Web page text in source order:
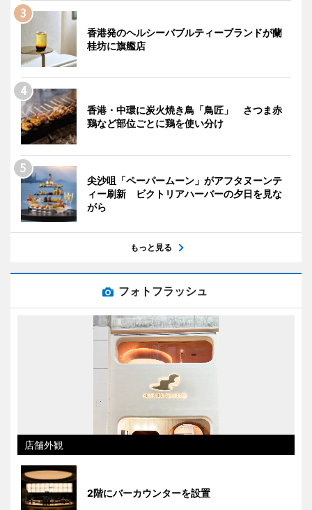
香港発のヘルシーバブルティーブランドが蘭
桂坊に旗艦店
香港・中環に炭火焼き鳥「鳥匠」 さつま赤
鶏など部位ごとに鶏を使い分け
尖沙咀「ペーパームーン」がアフタヌーンテ
ィー刷新 ビクトリアハーバーの夕日を見な
がら
もっと見る
フォトフラッシュ
店舗外観
2階にバーカウンターを設置